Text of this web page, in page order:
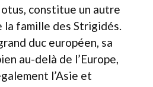
constitue un autre
la famille des Strigidés.
duc européen, sa
au-delà de l’Europe,
l’Asie et